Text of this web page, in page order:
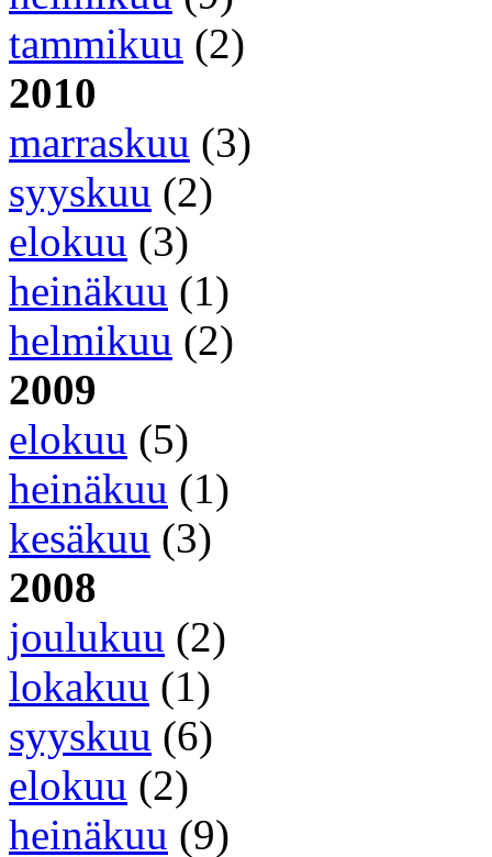
tammikuu (2)
2010
marraskuu (3)
syyskuu (2)
elokuu (3)
heinäkuu (1)
helmikuu (2)
2009
elokuu (5)
heinäkuu (1)
kesäkuu (3)
2008
joulukuu (2)
lokakuu (1)
syyskuu (6)
elokuu (2)
heinäkuu (9)